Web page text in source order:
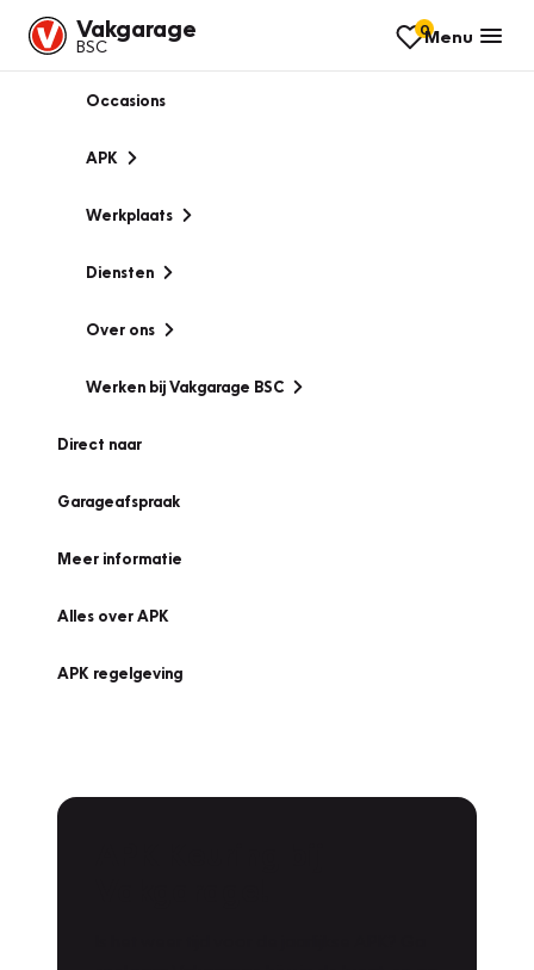
Vakgarage
BSC
0Menu
Occasions
APK
Werkplaats
Diensten
Over ons
Werken bij Vakgarage BSC
Direct naar
Garageafspraak
Meer informatie
Alles over APK
APK regelgeving